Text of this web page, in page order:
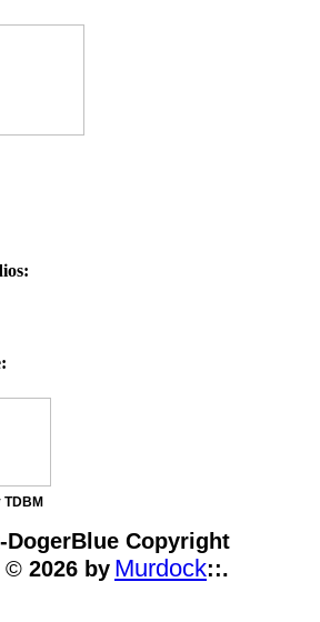
DogerBlue Copyright
© 2026 by Murdock::.